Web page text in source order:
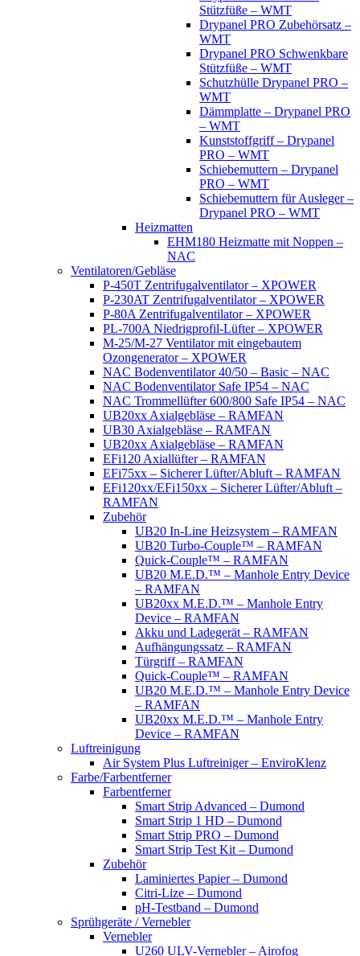
Stützfüße – WMT
Drypanel PRO Zubehörsatz –
WMT
Drypanel PRO Schwenkbare
Stützfüße – WMT
Schutzhülle Drypanel PRO –
WMT
Dämmplatte – Drypanel PRO
– WMT
Kunststoffgriff – Drypanel
PRO – WMT
Schiebemuttern – Drypanel
PRO – WMT
Schiebemuttern für Ausleger –
Drypanel PRO – WMT
Heizmatten
EHM180 Heizmatte mit Noppen –
NAC
Ventilatoren/Gebläse
P-450T Zentrifugalventilator – XPOWER
P-230AT Zentrifugalventilator – XPOWER
P-80A Zentrifugalventilator – XPOWER
PL-700A Niedrigprofil-Lüfter – XPOWER
M-25/M-27 Ventilator mit eingebautem
Ozongenerator – XPOWER
NAC Bodenventilator 40/50 – Basic – NAC
NAC Bodenventilator Safe IP54 – NAC
NAC Trommellüfter 600/800 Safe IP54 – NAC
UB20xx Axialgebläse – RAMFAN
UB30 Axialgebläse – RAMFAN
UB20xx Axialgebläse – RAMFAN
EFi120 Axiallüfter – RAMFAN
EFi75xx – Sicherer Lüfter/Abluft – RAMFAN
EFi120xx/EFi150xx – Sicherer Lüfter/Abluft –
RAMFAN
Zubehör
UB20 In-Line Heizsystem – RAMFAN
UB20 Turbo-Couple™ – RAMFAN
Quick-Couple™ – RAMFAN
UB20 M.E.D.™ – Manhole Entry Device
– RAMFAN
UB20xx M.E.D.™ – Manhole Entry
Device – RAMFAN
Akku und Ladegerät – RAMFAN
Aufhängungssatz – RAMFAN
Türgriff – RAMFAN
Quick-Couple™ – RAMFAN
UB20 M.E.D.™ – Manhole Entry Device
– RAMFAN
UB20xx M.E.D.™ – Manhole Entry
Device – RAMFAN
Luftreinigung
Air System Plus Luftreiniger – EnviroKlenz
Farbe/Farbentferner
Farbentferner
Smart Strip Advanced – Dumond
Smart Strip 1 HD – Dumond
Smart Strip PRO – Dumond
Smart Strip Test Kit – Dumond
Zubehör
Laminiertes Papier – Dumond
Citri-Lize – Dumond
pH-Testband – Dumond
Sprühgeräte / Vernebler
Vernebler
U260 ULV-Vernebler – Airofog